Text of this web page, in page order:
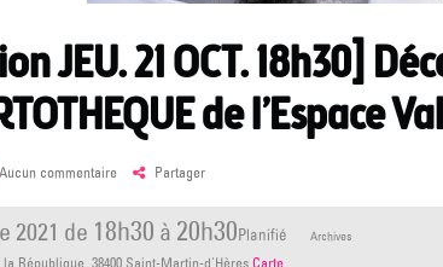
JEU. 21 OCT. 18h30]
de l’Espace
Aucun commentairesur
21
OCT.
Partager
2021 de 18h30 à 20h30Planifié Archives
la République, 38400 Saint-Martin-d'HèresCarte